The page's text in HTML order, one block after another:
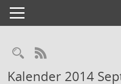
Toggle
navigation
Kalender 2014